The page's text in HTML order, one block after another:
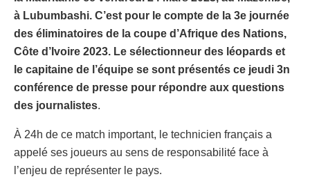
à Lubumbashi. C’est pour le compte de la 3e journée
des éliminatoires de la coupe d’Afrique des Nations,
Côte d’Ivoire 2023. Le sélectionneur des léopards et
le capitaine de l’équipe se sont présentés ce jeudi 3n
conférence de presse pour répondre aux questions
des journalistes.
À 24h de ce match important, le technicien français a
appelé ses joueurs au sens de responsabilité face à
l’enjeu de représenter le pays.